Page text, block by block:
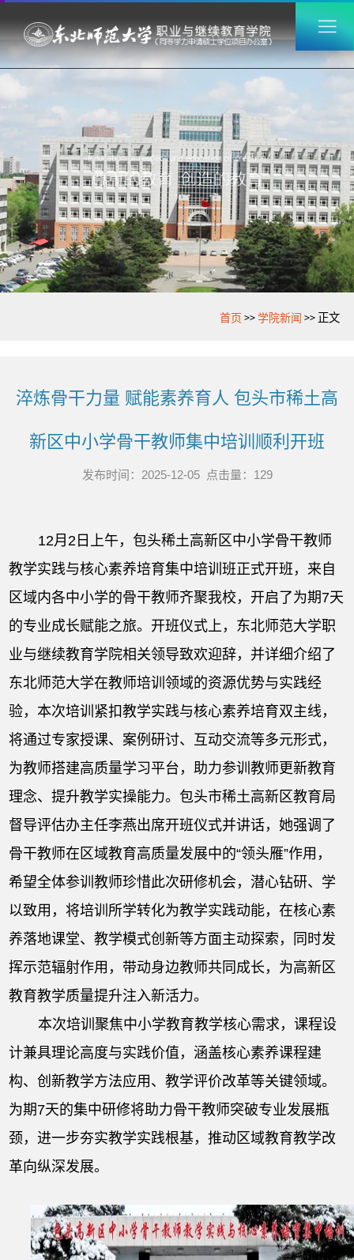
首页 >>学院新闻 >> 正文
淬炼骨干力量 赋能素养育人 包头市稀土高
新区中小学骨干教师集中培训顺利开班
发布时间：2025-12-05 点击量： 129
12月2日上午，包头稀土高新区中小学骨干教师
教学实践与核心素养培育集中培训班正式开班，来自
区域内各中小学的骨干教师齐聚我校，开启了为期7天
的专业成长赋能之旅。开班仪式上，东北师范大学职
业与继续教育学院相关领导致欢迎辞，并详细介绍了
东北师范大学在教师培训领域的资源优势与实践经
验，本次培训紧扣教学实践与核心素养培育双主线，
将通过专家授课、案例研讨、互动交流等多元形式，
为教师搭建高质量学习平台，助力参训教师更新教育
理念、提升教学实操能力。包头市稀土高新区教育局
督导评估办主任李燕出席开班仪式并讲话，她强调了
骨干教师在区域教育高质量发展中的“领头雁”作用，
希望全体参训教师珍惜此次研修机会，潜心钻研、学
以致用，将培训所学转化为教学实践动能，在核心素
养落地课堂、教学模式创新等方面主动探索，同时发
挥示范辐射作用，带动身边教师共同成长，为高新区
教育教学质量提升注入新活力。
本次培训聚焦中小学教育教学核心需求，课程设
计兼具理论高度与实践价值，涵盖核心素养课程建
构、创新教学方法应用、教学评价改革等关键领域。
为期7天的集中研修将助力骨干教师突破专业发展瓶
颈，进一步夯实教学实践根基，推动区域教育教学改
革向纵深发展。